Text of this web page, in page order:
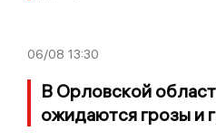
06/08 13:30
В Орловской
ожидаются грозы и